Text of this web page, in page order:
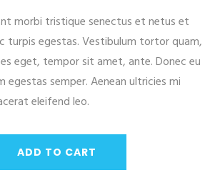
morbi tristique senectus et netus et
turpis egestas. Vestibulum tortor quam,
eget, tempor sit amet, ante. Donec eu
egestas semper. Aenean ultricies mi
eleifend leo.
ADD TO CART